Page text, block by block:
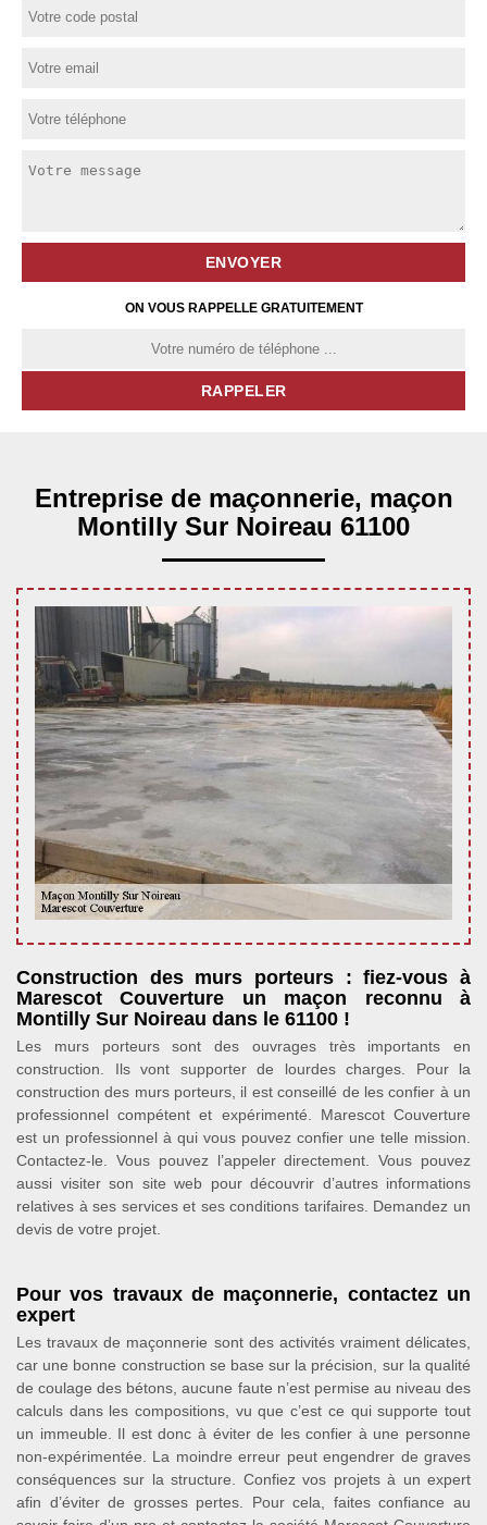
ON VOUS RAPPELLE GRATUITEMENT
Entreprise de maçonnerie, maçon
Montilly Sur Noireau 61100
Construction des murs porteurs : fiez-vous à
Marescot Couverture un maçon reconnu à
Montilly Sur Noireau dans le 61100 !
Les murs porteurs sont des ouvrages très importants en
construction. Ils vont supporter de lourdes charges. Pour la
construction des murs porteurs, il est conseillé de les confier à un
professionnel compétent et expérimenté. Marescot Couverture
est un professionnel à qui vous pouvez confier une telle mission.
Contactez-le. Vous pouvez l’appeler directement. Vous pouvez
aussi visiter son site web pour découvrir d’autres informations
relatives à ses services et ses conditions tarifaires. Demandez un
devis de votre projet.
Pour vos travaux de maçonnerie, contactez un
expert
Les travaux de maçonnerie sont des activités vraiment délicates,
car une bonne construction se base sur la précision, sur la qualité
de coulage des bétons, aucune faute n’est permise au niveau des
calculs dans les compositions, vu que c’est ce qui supporte tout
un immeuble. Il est donc à éviter de les confier à une personne
non-expérimentée. La moindre erreur peut engendrer de graves
conséquences sur la structure. Confiez vos projets à un expert
afin d’éviter de grosses pertes. Pour cela, faites confiance au